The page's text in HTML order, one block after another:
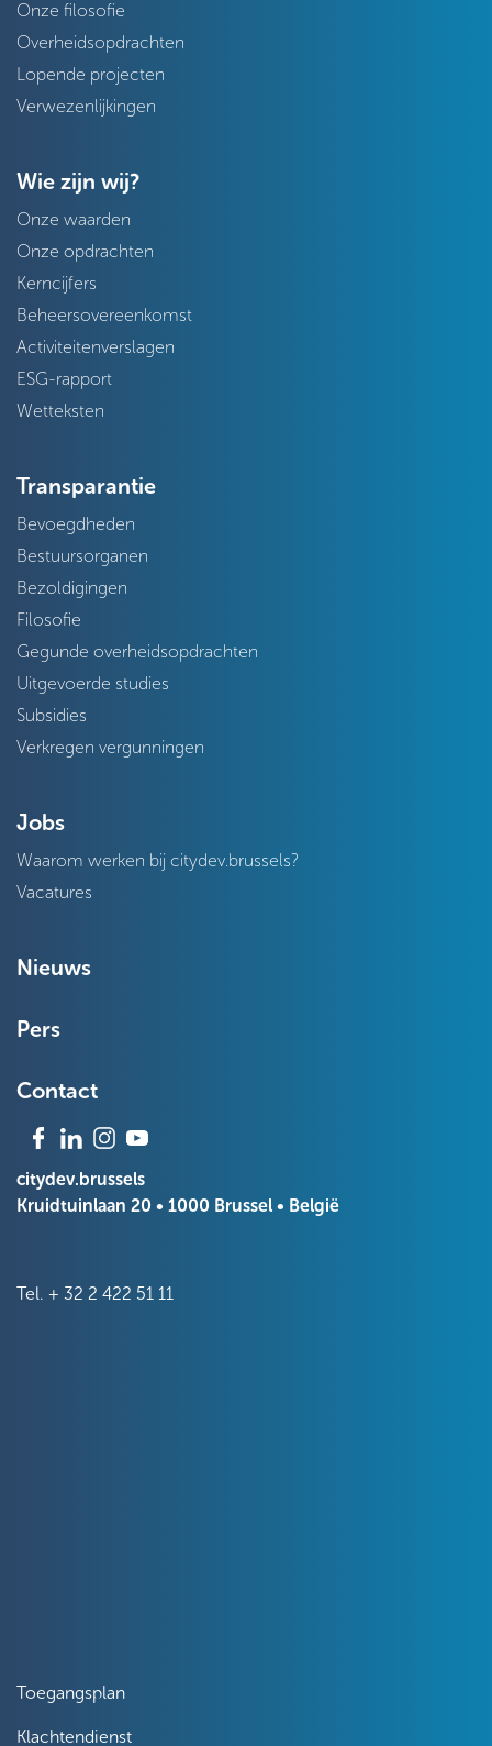
Onze filosofie
Overheidsopdrachten
Lopende projecten
Verwezenlijkingen
Wie zijn wij?
Onze waarden
Onze opdrachten
Kerncijfers
Beheersovereenkomst
Activiteitenverslagen
ESG-rapport
Wetteksten
Transparantie
Bevoegdheden
Bestuursorganen
Bezoldigingen
Filosofie
Gegunde overheidsopdrachten
Uitgevoerde studies
Subsidies
Verkregen vergunningen
Jobs
Waarom werken bij citydev.brussels?
Vacatures
Nieuws
Pers
Contact
citydev.brussels
Kruidtuinlaan 20 • 1000 Brussel • België
Tel. + 32 2 422 51 11
Toegangsplan
Klachtendienst